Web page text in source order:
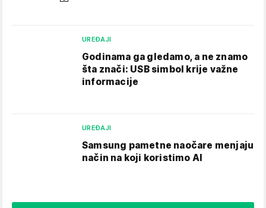
UREĐAJI
Godinama ga gledamo, a ne znamo
šta znači: USB simbol krije važne
informacije
UREĐAJI
Samsung pametne naočare menjaju
način na koji koristimo AI